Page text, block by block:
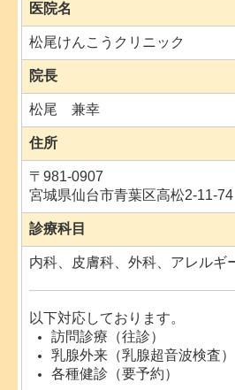
医院名
松尾けんこうクリニック
院長
松尾 兼幸
住所
〒981-0907
宮城県仙台市青葉区高松2-11-74
診療科目
内科、皮膚科、外科、アレルギ
以下対応しております。
訪問診療（往診）
乳腺外来（乳腺超音波検査）
各種健診（要予約）